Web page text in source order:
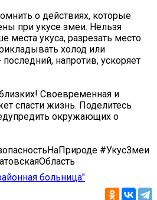
о действиях, которые
при укусе змеи. Нельзя
места укуса, разрезать место
холод или
напротив, ускоряет
Своевременная и
спасти жизнь. Поделитесь
окружающих о
#УкусЗмеи
больница"